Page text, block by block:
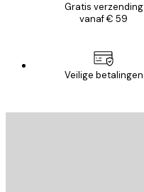
Gratis verzending
vanaf € 59
Veilige betalingen